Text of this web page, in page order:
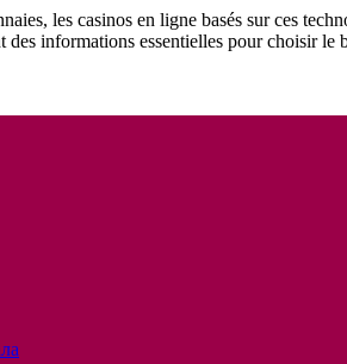
les casinos en ligne basés sur ces
informations essentielles pour choisir